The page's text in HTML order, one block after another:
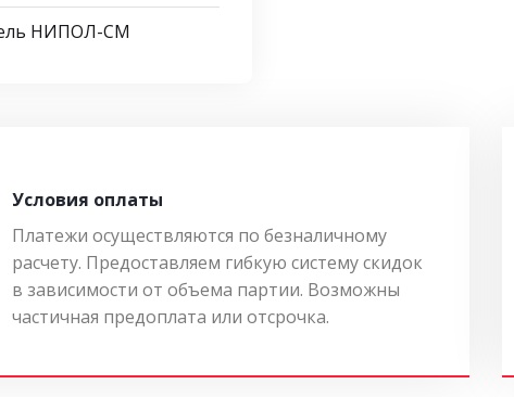
НИПОЛ-СМ
Условия оплаты
Платежи осуществляются по безналичному
расчету. Предоставляем гибкую систему скидок
в зависимости от объема партии. Возможны
частичная предоплата или отсрочка.